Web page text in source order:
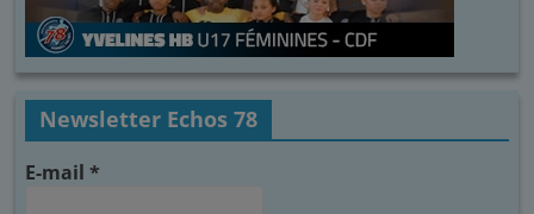
Newsletter Echos 78
E-mail*